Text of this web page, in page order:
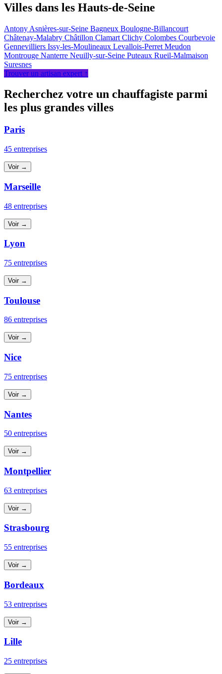
Villes dans les Hauts-de-Seine
Antony Asnières-sur-Seine Bagneux Boulogne-Billancourt
Châtenay-Malabry Châtillon Clamart Clichy Colombes Courbevoie
Gennevilliers Issy-les-Moulineaux Levallois-Perret Meudon
Montrouge Nanterre Neuilly-sur-Seine Puteaux Rueil-Malmaison
Suresnes
Trouver un artisan expert ↑
Recherchez votre un chauffagiste parmi
les plus grandes villes
Paris
45 entreprises
Voir →
Marseille
48 entreprises
Voir →
Lyon
75 entreprises
Voir →
Toulouse
86 entreprises
Voir →
Nice
75 entreprises
Voir →
Nantes
50 entreprises
Voir →
Montpellier
63 entreprises
Voir →
Strasbourg
55 entreprises
Voir →
Bordeaux
53 entreprises
Voir →
Lille
25 entreprises